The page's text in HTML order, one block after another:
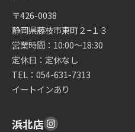
〒426-0038
静岡県藤枝市東町２−１３
営業時間：10:00〜18:30
定休日：定休なし
TEL：054-631-7313
イートインあり
浜北店